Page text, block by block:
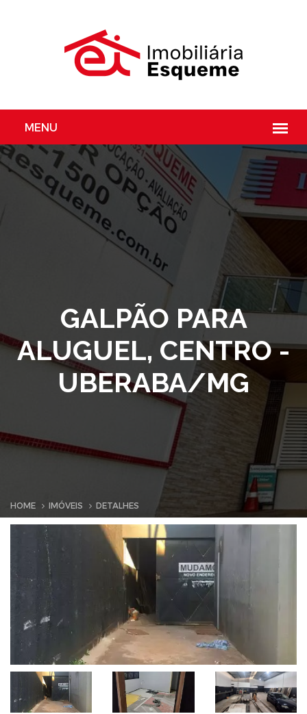
GALPÃO PARA
ALUGUEL, CENTRO -
UBERABA/MG
HOME IMÓVEIS DETALHES